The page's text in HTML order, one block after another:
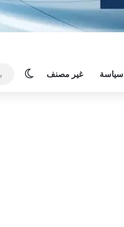
سياسة غير مصنف الوضع